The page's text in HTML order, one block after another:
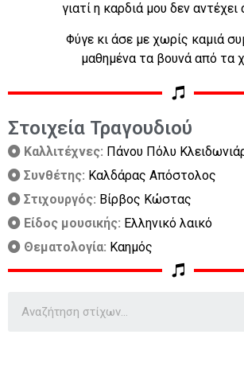
γιατί η καρδιά μου δεν αντέχει
Φύγε κι άσε με χωρίς καμιά
μαθημένα τα βουνά από τα
Στοιχεία Τραγουδιού
Καλλιτέχνες: Πάνου Πόλυ
Συνθέτης: Καλδάρας Απόστολος
Στιχουργός: Βίρβος Κώστας
Είδος μουσικής: Ελληνικό λαικό
Θεματολογία: Καημός